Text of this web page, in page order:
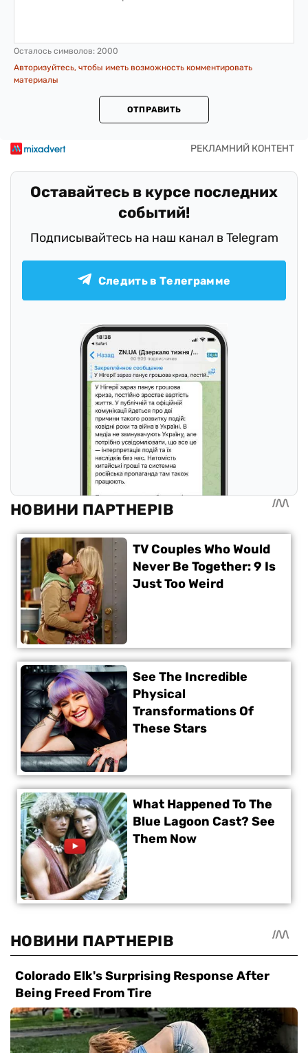
Осталось символов: 2000
Авторизуйтесь, чтобы иметь возможность комментировать
материалы
ОТПРАВИТЬ
Оставайтесь в курсе последних
событий!
Подписывайтесь на наш канал в Telegram
Следить в Телеграмме